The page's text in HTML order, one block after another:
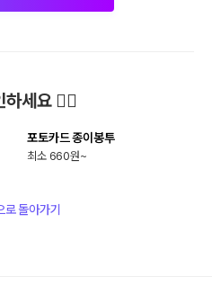
세요 🙋‍♀️
포토카드 종이봉투
660
로 돌아가기